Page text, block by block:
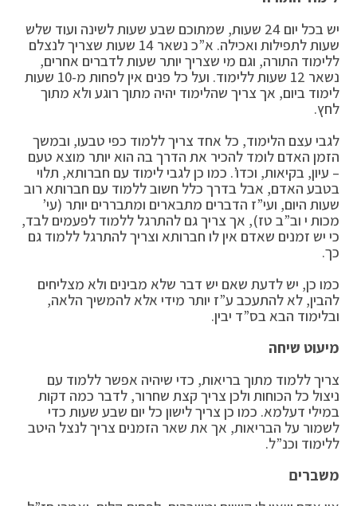
יש בכל יום 24 שעות, שמתוכם שבע שעות לשינה ועוד שלש
שעות לתפילות ואכילה. א”כ נשאר 14 שעות שצריך לנצלם
ללימוד התורה, וגם מי שצריך יותר שעות לדברים אחרים,
נשאר 12 שעות ללימוד. ועל כל פנים אין לפחות מ-10 שעות
לימוד ביום, אך צריך שהלימוד יהיה מתוך רוגע ולא מתוך
לחץ.
לגבי עצם הלימוד, כל אחד צריך ללמוד כפי טבעו, ובמשך
הזמן האדם לומד להכיר את הדרך בה הוא יותר מוצא טעם
– עיון, בקיאות, וכדו’. כמו כן לגבי לימוד עם חברותא, תלוי
בטבע האדם, אבל בדרך כלל חשוב ללמוד עם חברותא רוב
שעות היום, ועי”ז הדברים מתבארים ומתבררים יותר (עי’
מכות י וב”ב טז), אך צריך גם להתרגל ללמוד לפעמים לבד,
כי יש זמנים שאדם אין לו חברותא וצריך להתרגל ללמוד גם
כך.
כמו כן, יש לדעת שאם יש דבר שלא מבינים ולא מצליחים
להבין, לא להתעכב ע”ז יותר מידי אלא להמשיך הלאה,
ובלימוד הבא בס”ד יבין.
מיעוט שיחה
צריך ללמוד מתוך בריאות, כדי שיהיה אפשר ללמוד עם
ניצול כל הכוחות ולכן צריך קצת שחרור, לדבר כמה דקות
במילי דעלמא. כמו כן צריך לישון כל יום שבע שעות כדי
לשמור על הבריאות, אך את שאר הזמנים צריך לנצל היטב
ללימוד וכנ”ל.
משברים